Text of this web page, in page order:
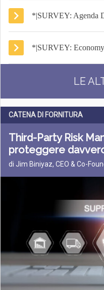
*|SURVEY: Agenda
*|SURVEY:
LE
CATENA DI FORNITURA
Third-Party Risk
proteggere
di Jim Biniyaz, CEO & Co-